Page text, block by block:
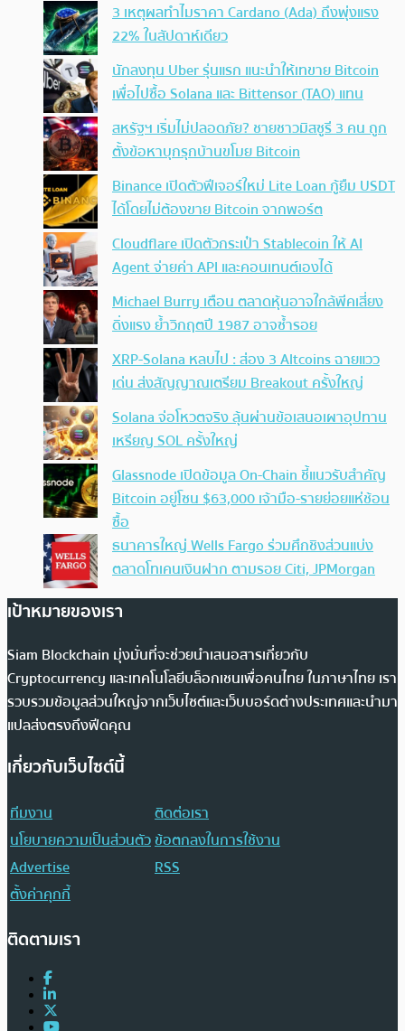
3 เหตุผลทำไมราคา Cardano (Ada) ถึงพุ่งแรง
22% ในสัปดาห์เดียว
นักลงทุน Uber รุ่นแรก แนะนำให้เทขาย Bitcoin
เพื่อไปซื้อ Solana และ Bittensor (TAO) แทน
สหรัฐฯ เริ่มไม่ปลอดภัย? ชายชาวมิสซูรี 3 คน ถูก
ตั้งข้อหาบุกรุกบ้านขโมย Bitcoin
Binance เปิดตัวฟีเจอร์ใหม่ Lite Loan กู้ยืม USDT
ได้โดยไม่ต้องขาย Bitcoin จากพอร์ต
Cloudflare เปิดตัวกระเป๋า Stablecoin ให้ AI
Agent จ่ายค่า API และคอนเทนต์เองได้
Michael Burry เตือน ตลาดหุ้นอาจใกล้พีคเสี่ยง
ดิ่งแรง ย้ำวิกฤตปี 1987 อาจซ้ำรอย
XRP-Solana หลบไป : ส่อง 3 Altcoins ฉายแวว
เด่น ส่งสัญญาณเตรียม Breakout ครั้งใหญ่
Solana จ่อโหวตจริง ลุ้นผ่านข้อเสนอเผาอุปทาน
เหรียญ SOL ครั้งใหญ่
Glassnode เปิดข้อมูล On-Chain ชี้แนวรับสำคัญ
Bitcoin อยู่โซน $63,000 เจ้ามือ-รายย่อยแห่ช้อน
ซื้อ
ธนาคารใหญ่ Wells Fargo ร่วมศึกชิงส่วนแบ่ง
ตลาดโทเคนเงินฝาก ตามรอย Citi, JPMorgan
เป้าหมายของเรา
Siam Blockchain มุ่งมั่นที่จะช่วยนำเสนอสารเกี่ยวกับ
Cryptocurrency และเทคโนโลยีบล็อกเชนเพื่อคนไทย ในภาษาไทย เรา
รวบรวมข้อมูลส่วนใหญ่จากเว็บไซต์และเว็บบอร์ดต่างประเทศและนำมา
แปลส่งตรงถึงฟีดคุณ
เกี่ยวกับเว็บไซต์นี้
ทีมงาน
ติดต่อเรา
นโยบายความเป็นส่วนตัวข้อตกลงในการใช้งาน
Advertise
RSS
ตั้งค่าคุกกี้
ติดตามเรา